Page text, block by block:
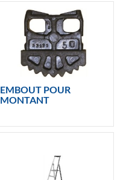
EMBOUT POUR
MONTANT